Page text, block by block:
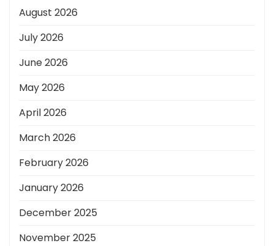
August 2026
July 2026
June 2026
May 2026
April 2026
March 2026
February 2026
January 2026
December 2025
November 2025